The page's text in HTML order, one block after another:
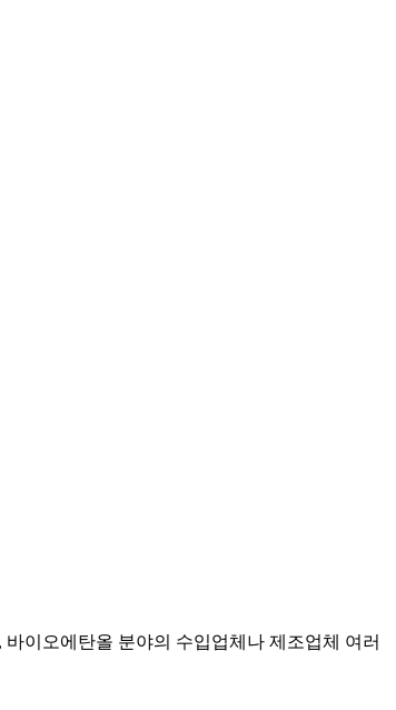
이오에탄올 분야의 수입업체나 제조업체 여러